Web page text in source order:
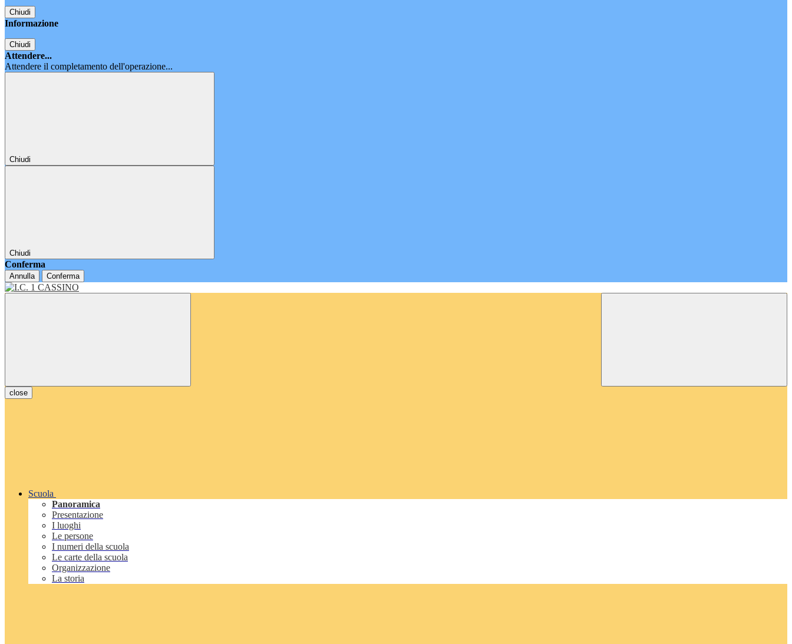
Chiudi
Informazione
Chiudi
Attendere...
Attendere il completamento dell'operazione...
Chiudi
Chiudi
Conferma
Annulla Conferma
close
Scuola
Panoramica
Presentazione
I luoghi
Le persone
I numeri della scuola
Le carte della scuola
Organizzazione
La storia